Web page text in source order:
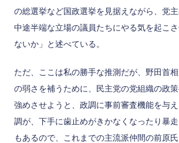
の総選挙など国政選挙を見据えながら、党
中途半端な立場の議員たちにやる気を起こ
ないか」と述べている。
ただ、ここは私の勝手な推測だが、野田首
の弱さを補うために、民主党の党組織の政
強めさせようと、政調に事前審査機能を与
調が、下手に歯止めがきかなくなったり暴
もあるので、これまでの主流派仲間の前原